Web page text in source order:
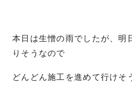
本日は生憎の雨でしたが、明
りそうなので
どんどん施工を進めて行けそ